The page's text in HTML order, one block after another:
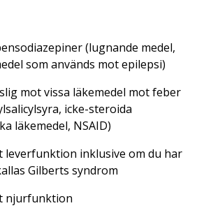
(lugnande medel,
som används mot epilepsi)
mot vissa läkemedel mot feber
icke-steroida
läkemedel, NSAID)
leverfunktion inklusive om du har
Gilberts syndrom
njurfunktion